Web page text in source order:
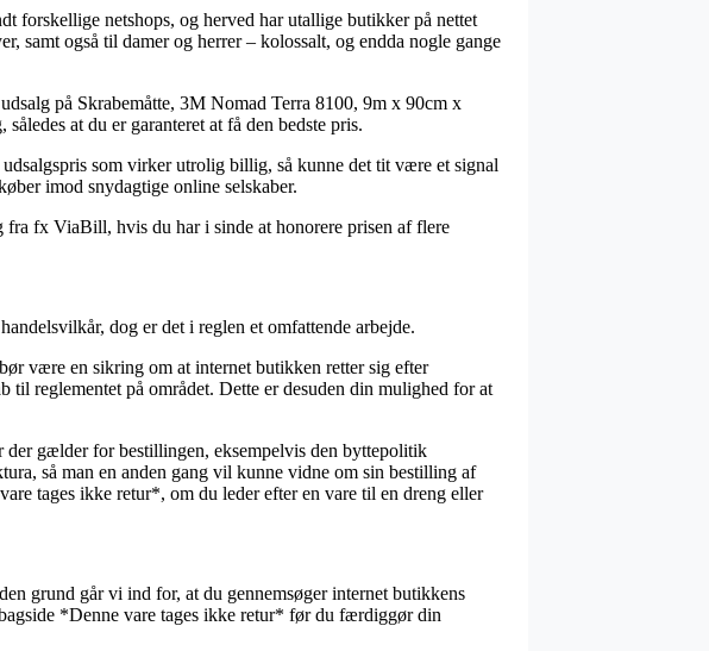
forskellige netshops, og herved har utallige butikker på nettet
samt også til damer og herrer – kolossalt, og endda nogle gange
på Skrabemåtte, 3M Nomad Terra 8100, 9m x 90cm x
at du er garanteret at få den bedste pris.
som virker utrolig billig, så kunne det tit være et signal
imod snydagtige online selskaber.
fx ViaBill, hvis du har i sinde at honorere prisen af flere
dog er det i reglen et omfattende arbejde.
være en sikring om at internet butikken retter sig efter
reglementet på området. Dette er desuden din mulighed for at
der gælder for bestillingen, eksempelvis den byttepolitik
så man en anden gang vil kunne vidne om sin bestilling af
tages ikke retur*, om du leder efter en vare til en dreng eller
grund går vi ind for, at du gennemsøger internet butikkens
*Denne vare tages ikke retur* før du færdiggør din